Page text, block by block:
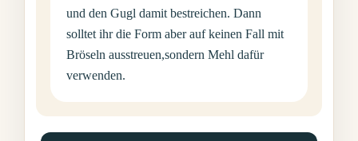
und den Gugl damit bestreichen. Dann
solltet ihr die Form aber auf keinen Fall mit
Bröseln ausstreuen,sondern Mehl dafür
verwenden.